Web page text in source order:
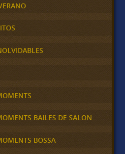
BAILES DE SALON
BOSSA